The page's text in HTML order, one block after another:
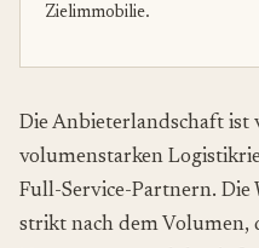
Zielimmobilie.
Die Anbieterlandschaft
volumenstarken
Full-Service-Partnern. Die
strikt nach dem Volumen,